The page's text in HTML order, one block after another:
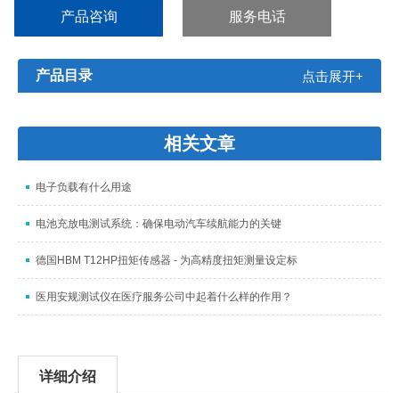
输出电压频率可选50Hz或60Hz
产品咨询 服务电话
产品目录 点击展开+
相关文章
电子负载有什么用途
电池充放电测试系统：确保电动汽车续航能力的关键
德国HBM T12HP扭矩传感器 - 为高精度扭矩测量设定标
医用安规测试仪在医疗服务公司中起着什么样的作用？
详细介绍